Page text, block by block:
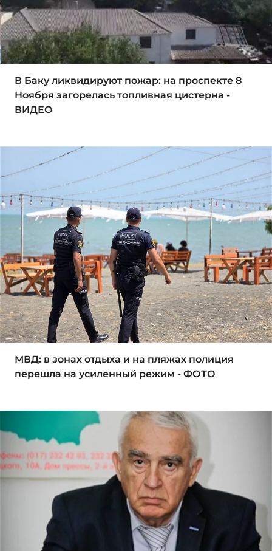
В Баку ликвидируют пожар: на проспекте 8
Ноября загорелась топливная цистерна -
ВИДЕО
МВД: в зонах отдыха и на пляжах полиция
перешла на усиленный режим - ФОТО